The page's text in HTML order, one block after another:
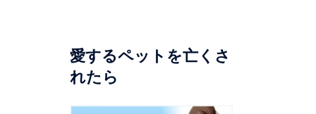
愛するペットを亡くさ
れたら